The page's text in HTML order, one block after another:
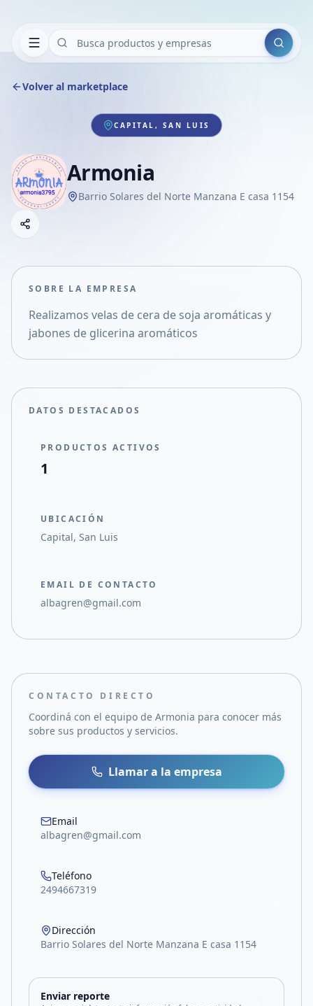
Buscar
Volver al marketplace
CAPITAL, SAN LUIS
Armonia
Barrio Solares del Norte Manzana E casa 1154
Compartir empresa
Compartir en X
SOBRE LA EMPRESA
Realizamos velas de cera de soja aromáticas y
jabones de glicerina aromáticos
DATOS DESTACADOS
PRODUCTOS ACTIVOS
1
UBICACIÓN
Capital, San Luis
EMAIL DE CONTACTO
albagren@gmail.com
CONTACTO DIRECTO
Coordiná con el equipo de Armonia para conocer más
sobre sus productos y servicios.
Llamar a la empresa
Email
albagren@gmail.com
Teléfono
2494667319
Dirección
Barrio Solares del Norte Manzana E casa 1154
Enviar reporte